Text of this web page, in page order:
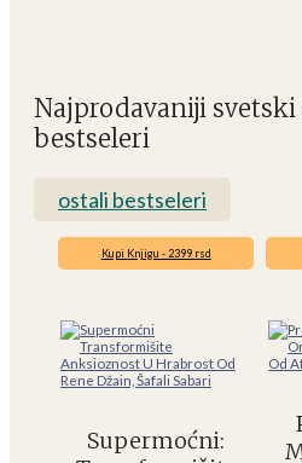
Najprodavaniji svetski
bestseleri
ostali bestseleri
Kupi Knjigu - 2399 rsd
Supermoćni: